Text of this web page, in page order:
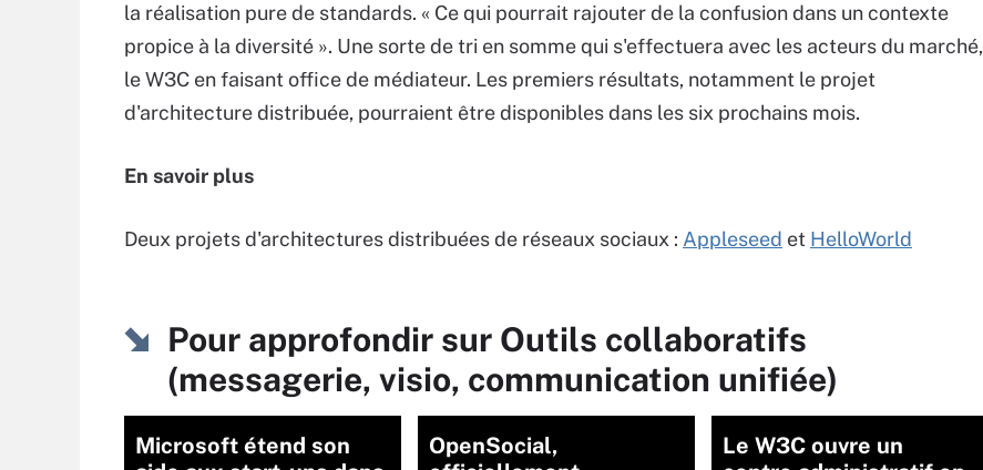
la réalisation pure de standards. « Ce qui pourrait rajouter de la confusion dans un contexte
propice à la diversité ». Une sorte de tri en somme qui s'effectuera avec les acteurs du marché,
le W3C en faisant office de médiateur. Les premiers résultats, notamment le projet
d'architecture distribuée, pourraient être disponibles dans les six prochains mois.
En savoir plus
Deux projets d'architectures distribuées de réseaux sociaux : Appleseed et HelloWorld
Pour approfondir sur Outils collaboratifs
(messagerie, visio, communication unifiée)
Microsoft étend son
OpenSocial,
Le W3C ouvre un